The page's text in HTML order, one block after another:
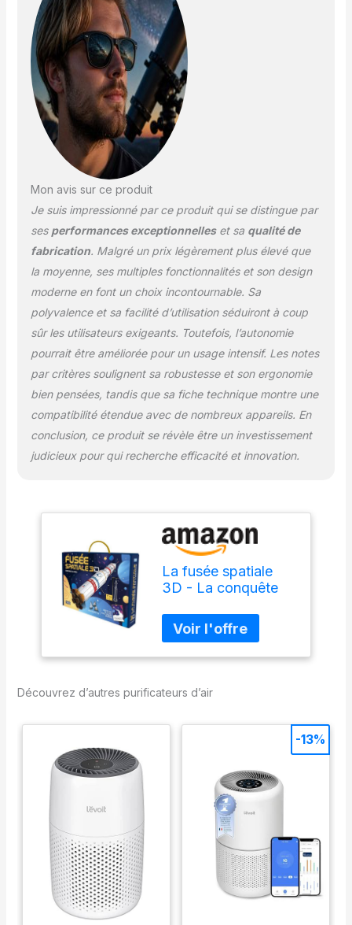
Mon avis sur ce produit
Je suis impressionné par ce produit qui se distingue par
ses performances exceptionnelleset sa qualité de
fabrication. Malgré un prix légèrement plus élevé que
la moyenne, ses multiples fonctionnalités et son design
moderne en font un choix incontournable. Sa
polyvalence et sa facilité d’utilisation séduiront à coup
sûr les utilisateurs exigeants. Toutefois, l’autonomie
pourrait être améliorée pour un usage intensif. Les notes
par critères soulignent sa robustesse et son ergonomie
bien pensées, tandis que sa fiche technique montre une
compatibilité étendue avec de nombreux appareils. En
conclusion, ce produit se révèle être un investissement
judicieux pour qui recherche efficacité et innovation.
La fusée spatiale
3D - La conquête
Construis ta fusée !
Avec 12 silhouettes
Découvrez d’autres purificateurs d’air
-13%